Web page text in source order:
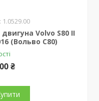
1.0529.00
Volvo S80 II
(Вольво C80)
₴